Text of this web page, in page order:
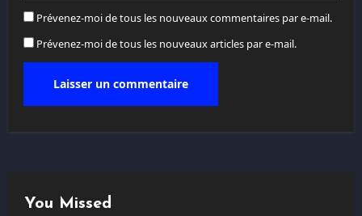
Prévenez-moi de tous les nouveaux commentaires par e-mail.
Prévenez-moi de tous les nouveaux articles par e-mail.
You Missed